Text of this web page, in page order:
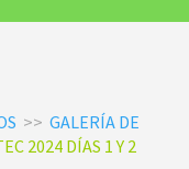
>> GALERÍA DE
2024 DÍAS 1 Y 2